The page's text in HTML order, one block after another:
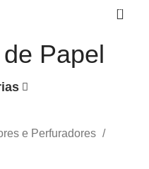
0
Papel
e Perfuradores